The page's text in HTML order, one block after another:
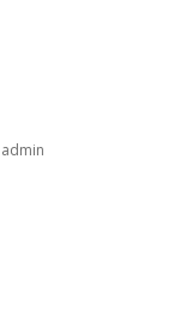
admin